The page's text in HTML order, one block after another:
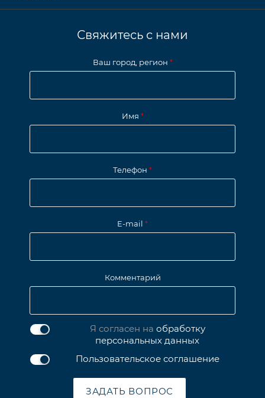
Свяжитесь с нами
Ваш город, регион *
Имя *
Телефон *
E-mail *
Комментарий
Я согласен на обработку
персональных данных
Пользовательское соглашение
ЗАДАТЬ ВОПРОС